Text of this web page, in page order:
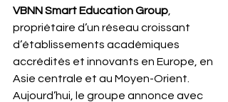
VBNN Smart Education Group
propriétaire d’un réseau croissant
d’établissements académiques
accrédités et innovants en Europe, en
Asie centrale et au Moyen-Orient.
Aujourd’hui, le groupe annonce avec